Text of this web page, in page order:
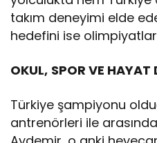
takım deneyimi elde
hedefini ise
OKUL, SPOR VE HAYAT
Türkiye şampiyonu
antrenörleri ile